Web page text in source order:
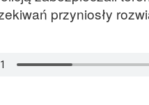
przyniosły